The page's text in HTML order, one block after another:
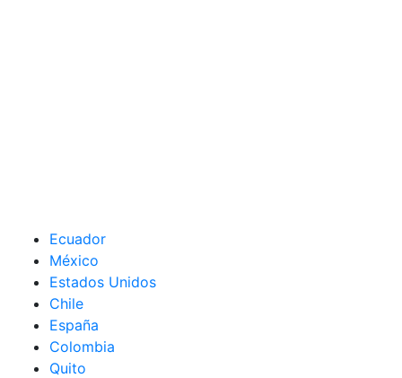
Ecuador
México
Estados Unidos
Chile
España
Colombia
Quito